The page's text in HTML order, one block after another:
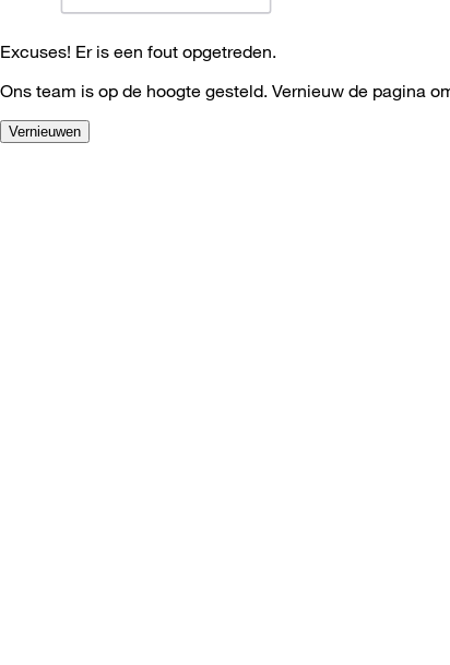
Excuses! Er is een fout opgetreden.
Ons team is op de hoogte gesteld. Vernieuw de pagina
Vernieuwen